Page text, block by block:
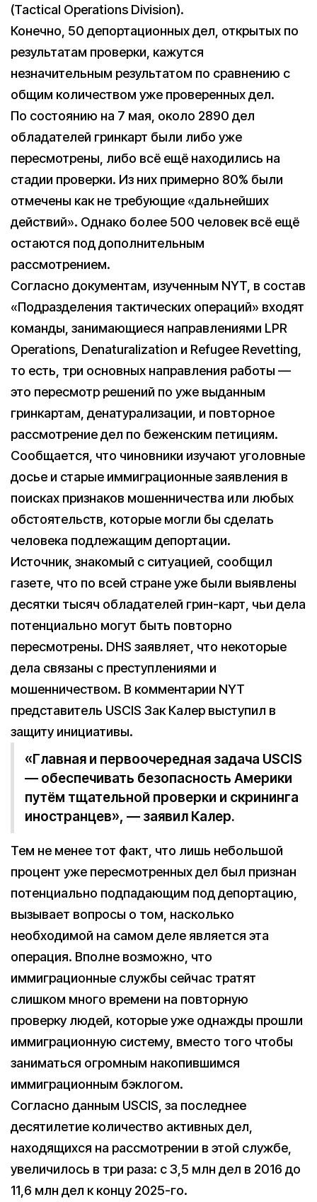
(Tactical Operations Division).
Конечно, 50 депортационных дел, открытых по
результатам проверки, кажутся
незначительным результатом по сравнению с
общим количеством уже проверенных дел.
По состоянию на 7 мая, около 2890 дел
обладателей гринкарт были либо уже
пересмотрены, либо всё ещё находились на
стадии проверки. Из них примерно 80% были
отмечены как не требующие «дальнейших
действий». Однако более 500 человек всё ещё
остаются под дополнительным
рассмотрением.
Согласно документам, изученным NYT, в состав
«Подразделения тактических операций» входят
команды, занимающиеся направлениями LPR
Operations, Denaturalization и Refugee Revetting,
то есть, три основных направления работы —
это пересмотр решений по уже выданным
гринкартам, денатурализации, и повторное
рассмотрение дел по беженским петициям.
Сообщается, что чиновники изучают уголовные
досье и старые иммиграционные заявления в
поисках признаков мошенничества или любых
обстоятельств, которые могли бы сделать
человека подлежащим депортации.
Источник, знакомый с ситуацией, сообщил
газете, что по всей стране уже были выявлены
десятки тысяч обладателей грин-карт, чьи дела
потенциально могут быть повторно
пересмотрены. DHS заявляет, что некоторые
дела связаны с преступлениями и
мошенничеством. В комментарии NYT
представитель USCIS Зак Калер выступил в
защиту инициативы.
«Главная и первоочередная задача USCIS
— обеспечивать безопасность Америки
путём тщательной проверки и скрининга
иностранцев», — заявил Калер.
Тем не менее тот факт, что лишь небольшой
процент уже пересмотренных дел был признан
потенциально подпадающим под депортацию,
вызывает вопросы о том, насколько
необходимой на самом деле является эта
операция. Вполне возможно, что
иммиграционные службы сейчас тратят
слишком много времени на повторную
проверку людей, которые уже однажды прошли
иммиграционную систему, вместо того чтобы
заниматься огромным накопившимся
иммиграционным бэклогом.
Согласно данным USCIS, за последнее
десятилетие количество активных дел,
находящихся на рассмотрении в этой службе,
увеличилось в три раза: с 3,5 млн дел в 2016 до
11,6 млн дел к концу 2025-го.